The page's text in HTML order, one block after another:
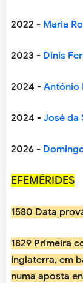
2022 - Maria
2023 - Dinis
2024 - António
2024 -José da
2026 -
EFEMÉRIDES
1580 Data
1829 Primeira
Inglaterra, em
numa aposta